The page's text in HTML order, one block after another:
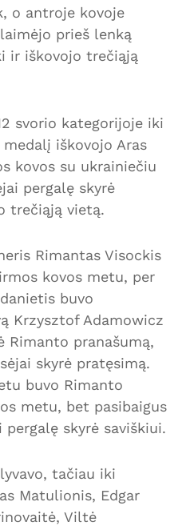
o antroje kovoje
prieš lenką
ir iškovojo trečiąją
svorio kategorijoje iki
iškovojo Aras
kovos su ukrainiečiu
pergalę skyrė
trečiąją vietą.
Rimantas Visockis
kovos metu, per
buvo
Krzysztof Adamowicz
Rimanto pranašumą,
skyrė pratęsimą.
buvo Rimanto
metu, bet pasibaigus
skyrė saviškiui.
tačiau iki
Matulionis, Edgar
Viltė